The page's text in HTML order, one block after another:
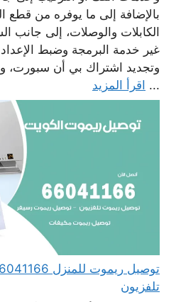
بالإضافة إلى ما يوفره من قطع
الكابلات والوصلات، إلى جانب
غير خدمة البرمجة وضبط
وتجديد اشتراك بي أن سبورت،
... اقرأ المزيد
تلفزيون